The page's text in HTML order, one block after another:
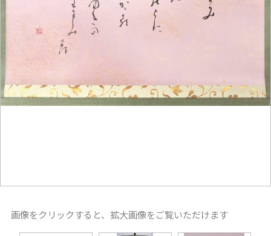
画像をクリックすると、拡大画像をご覧いただけます